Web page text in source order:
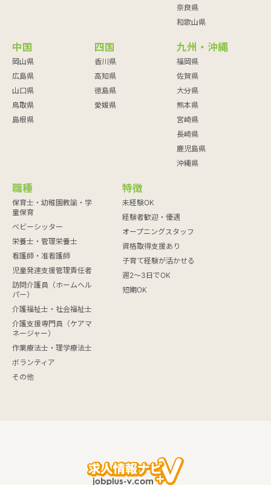
奈良県
和歌山県
中国
岡山県
広島県
山口県
鳥取県
島根県
四国
香川県
高知県
徳島県
愛媛県
九州・沖縄
福岡県
佐賀県
大分県
熊本県
宮崎県
長崎県
鹿児島県
沖縄県
職種
保育士・幼稚園教諭・学
童保育
ベビーシッター
栄養士・管理栄養士
看護師・准看護師
児童発達支援管理責任者
訪問介護員（ホームヘル
パー）
介護福祉士・社会福祉士
介護支援専門員（ケアマ
ネージャー）
作業療法士・理学療法士
ボランティア
その他
特徴
未経験OK
経験者歓迎・優遇
オープニングスタッフ
資格取得支援あり
子育て経験が活かせる
週2～3日でOK
短期OK